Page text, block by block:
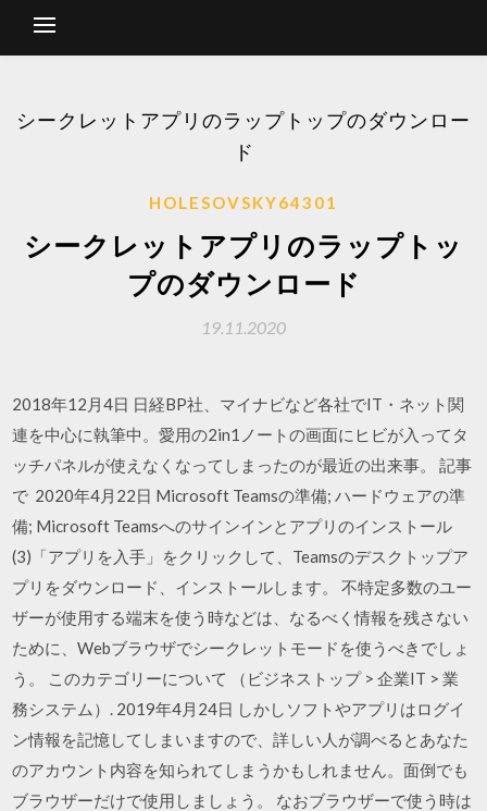
シークレットアプリのラップトップのダウンロー
ド
HOLESOVSKY64301
シークレットアプリのラップトッ
プのダウンロード
19.11.2020
2018年12月4日 日経BP社、マイナビなど各社でIT・ネット関
連を中心に執筆中。愛用の2in1ノートの画面にヒビが入ってタ
ッチパネルが使えなくなってしまったのが最近の出来事。 記事
で 2020年4月22日 Microsoft Teamsの準備; ハードウェアの準
備; Microsoft Teamsへのサインインとアプリのインストール
(3)「アプリを入手」をクリックして、Teamsのデスクトップア
プリをダウンロード、インストールします。 不特定多数のユー
ザーが使用する端末を使う時などは、なるべく情報を残さない
ために、Webブラウザでシークレットモードを使うべきでしょ
う。 このカテゴリーについて （ビジネストップ > 企業IT > 業
務システム）. 2019年4月24日 しかしソフトやアプリはログイ
ン情報を記憶してしまいますので、詳しい人が調べるとあなた
のアカウント内容を知られてしまうかもしれません。面倒でも
ブラウザーだけで使用しましょう。 なおブラウザーで使う時は